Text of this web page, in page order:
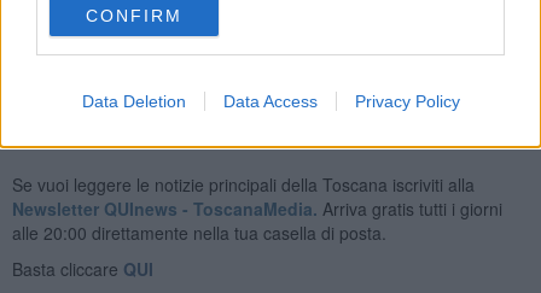
CONFIRM
Data Deletion Data Access Privacy Policy
Roberto Cerri
Se vuoi leggere le notizie principali della Toscana iscriviti alla
Newsletter QUInews - ToscanaMedia. Arriva gratis tutti i giorni
alle 20:00 direttamente nella tua casella di posta.
Basta cliccare QUI